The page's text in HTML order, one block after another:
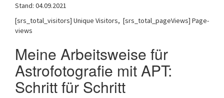
Stand: 04.09.2021
[srs_total_visitors] Unique Visitors, [srs_total_pageViews] Page-
views
Meine Arbeitsweise für
Astrofotografie mit APT:
Schritt für Schritt